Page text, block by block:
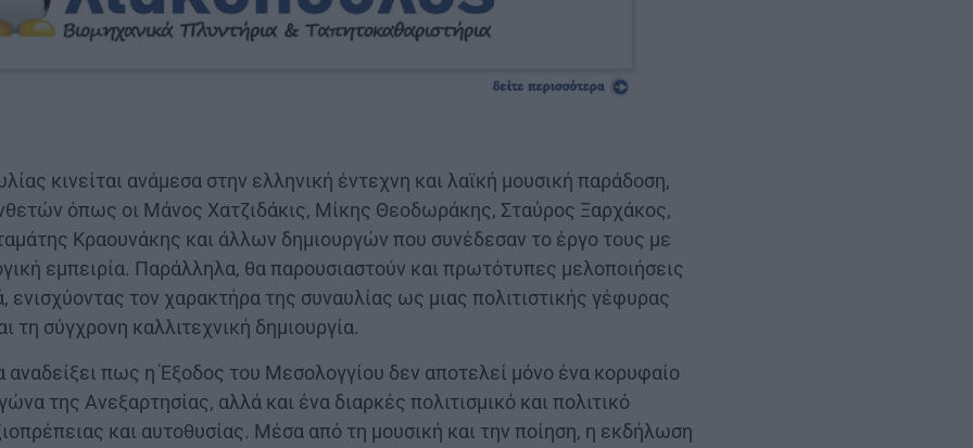
κινείται ανάμεσα στην ελληνική έντεχνη και λαϊκή μουσική παράδοση,
όπως οι Μάνος Χατζιδάκις, Μίκης Θεοδωράκης, Σταύρος Ξαρχάκος,
Κραουνάκης και άλλων δημιουργών που συνέδεσαν το έργο τους με
εμπειρία. Παράλληλα, θα παρουσιαστούν και πρωτότυπες μελοποιήσεις
τον χαρακτήρα της συναυλίας ως μιας πολιτιστικής γέφυρας
τη σύγχρονη καλλιτεχνική δημιουργία.
αναδείξει πως η Έξοδος του Μεσολογγίου δεν αποτελεί μόνο ένα κορυφαίο
της Ανεξαρτησίας, αλλά και ένα διαρκές πολιτισμικό και πολιτικό
και αυτοθυσίας. Μέσα από τη μουσική και την ποίηση, η εκδήλωση